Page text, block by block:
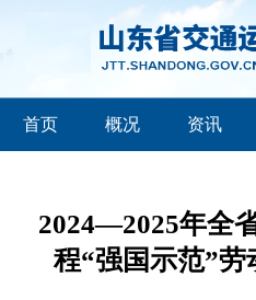
首页 概况 资讯
2024—2025年全
程“强国示范”